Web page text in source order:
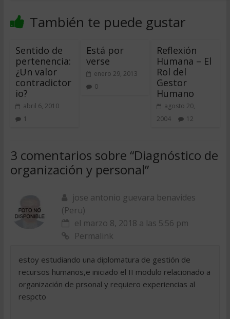
También te puede gustar
Sentido de
pertenencia:
¿Un valor
contradictor
io?
abril 6, 2010
1
Está por
verse
enero 29, 2013
0
Reflexión
Humana – El
Rol del
Gestor
Humano
agosto 20,
2004
12
3 comentarios sobre “Diagnóstico de
organización y personal”
jose antonio guevara benavides
(Peru)
el marzo 8, 2018 a las 5:56 pm
Permalink
estoy estudiando una diplomatura de gestión de
recursos humanos,e iniciado el II modulo relacionado a
organización de prsonal y requiero experiencias al
respcto